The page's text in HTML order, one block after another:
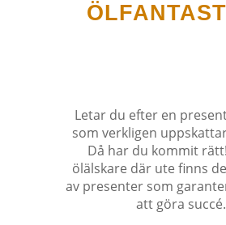
Letar du efter en
som verkligen
Då har du kommit
ölälskare där ute finns
av presenter som
att göra succé.